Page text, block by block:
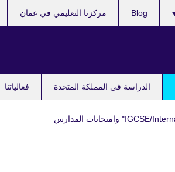
الدراسة في المملكة المتحدة فعالياتنا
Blog مركزنا التعليمي في عمان